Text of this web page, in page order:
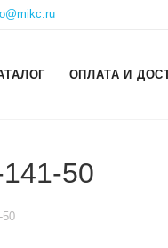
ОПЛАТА И
50
50